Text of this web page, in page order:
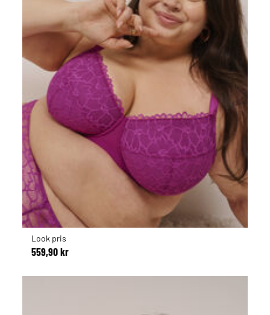
Look pris
559,90 kr